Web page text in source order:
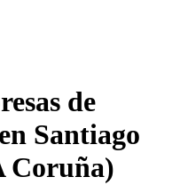
de
en Santiago
Coruña)